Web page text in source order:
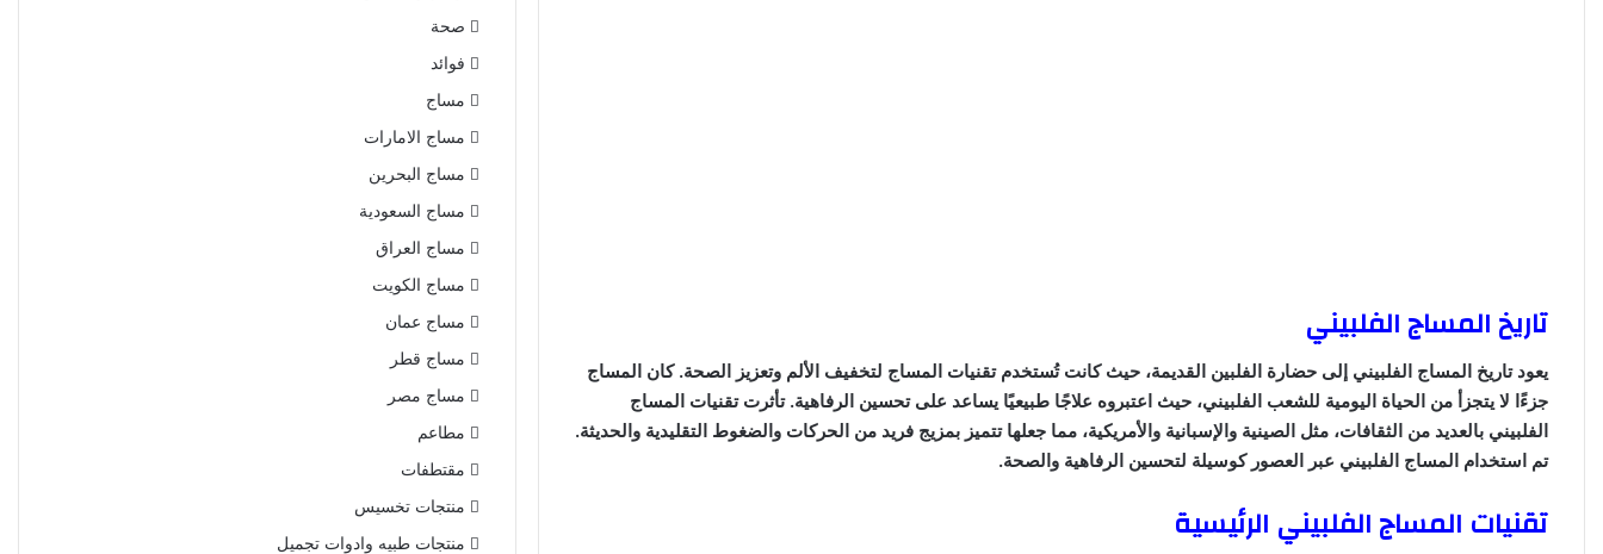
تاريخ المساج الفلبيني
يعود تاريخ المساج الفلبيني إلى حضارة الفلبين القديمة، حيث كانت تُستخدم تقنيات المساج لتخفيف الألم وتعزيز الصحة. كان المساج
جزءًا لا يتجزأ من الحياة اليومية للشعب الفلبيني، حيث اعتبروه علاجًا طبيعيًا يساعد على تحسين الرفاهية. تأثرت تقنيات المساج
الفلبيني بالعديد من الثقافات، مثل الصينية والإسبانية والأمريكية، مما جعلها تتميز بمزيج فريد من الحركات والضغوط التقليدية والحديثة.
تم استخدام المساج الفلبيني عبر العصور كوسيلة لتحسين الرفاهية والصحة.
تقنيات المساج الفلبيني الرئيسية
صحة
فوائد
مساج
مساج الامارات
مساج البحرين
مساج السعودية
مساج العراق
مساج الكويت
مساج عمان
مساج قطر
مساج مصر
مطاعم
مقتطفات
منتجات تخسيس
منتجات طبيه وادوات تجميل